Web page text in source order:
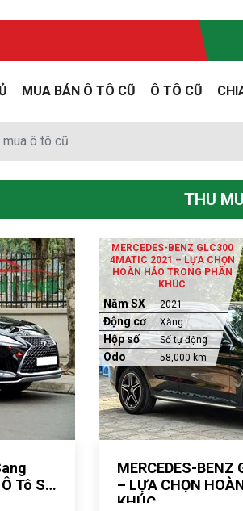
MUA BÁN Ô TÔ CŨ Ô TÔ CŨ
mua ô tô cũ
THU
Tô Số
MERCEDES-BENZ GLC300
4MATIC 2021 – LỰA CHỌN
HOÀN HẢO TRONG PHÂN
KHÚC
Năm SX 2021
Động cơ Xăng
Hộp số Số tự động
Odo 58,000 km
MERCEDES-BENZ
– LỰA CHỌN
KHÚC